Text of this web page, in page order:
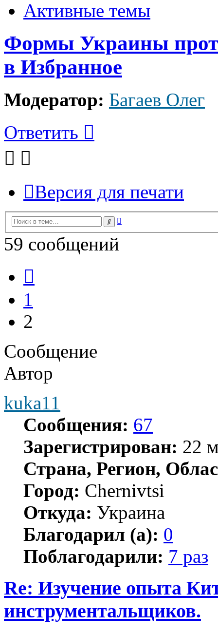
Активные темы
Формы Украины
в Избранное
Модератор: Багаев Олег
Ответить
Версия для печати
Поиск
59 сообщений
1
2
Сообщение
Автор
kuka11
Сообщения: 67
Зарегистрирован: 22
Страна, Регион,
Город: Chernivtsi
Откуда: Украина
Благодарил (а): 0
Поблагодарили: 7 раз
Re: Изучение опыта
инструментальщиков.